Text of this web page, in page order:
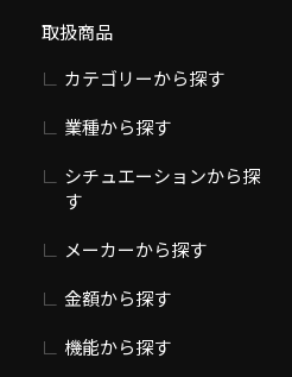
取扱商品
カテゴリーから探す
業種から探す
シチュエーションから探
す
メーカーから探す
金額から探す
機能から探す